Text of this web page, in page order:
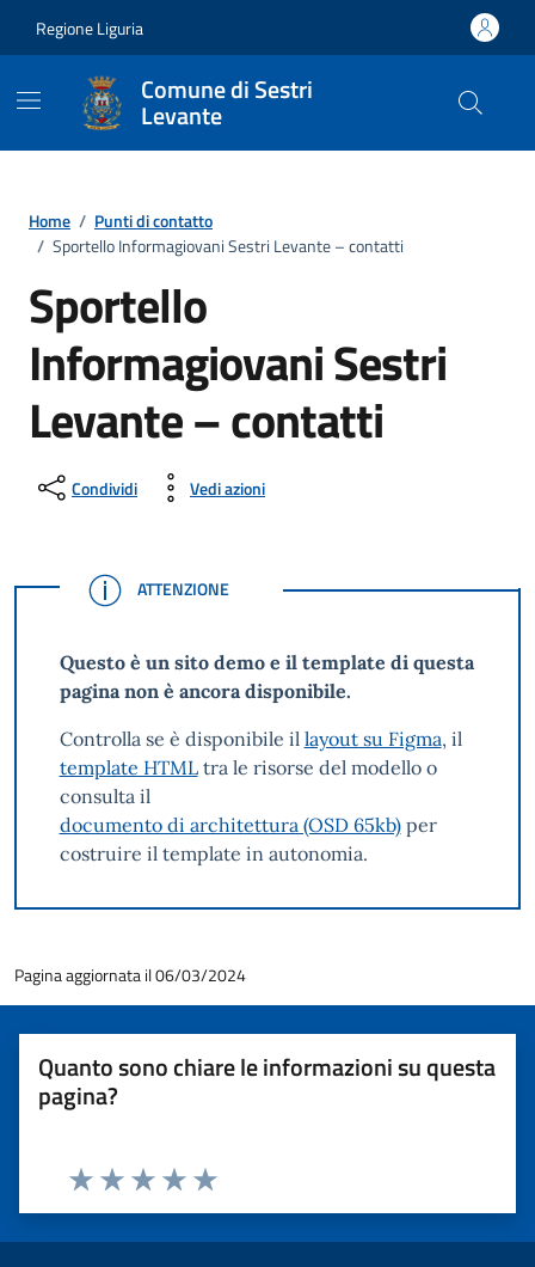
Regione Liguria
Comune di Sestri
Levante
Home / Punti di contatto
/ Sportello Informagiovani Sestri Levante – contatti
Sportello
Informagiovani Sestri
Levante – contatti
Condividi Vedi azioni
ATTENZIONE
ATTENZIONE
Questo è un sito demo e il template di questa
pagina non è ancora disponibile.
Controlla se è disponibile il layout su Figma, il
template HTMLtra le risorse del modello o
consulta il
documento di architettura (OSD 65kb)per
costruire il template in autonomia.
Pagina aggiornata il 06/03/2024
Quanto sono chiare le informazioni su questa
pagina?
Valuta 5 stelle su 5
Valuta 4 stelle su 5
Valuta 3 stelle su 5
Valuta 2 stelle su 5
Valuta 1 stelle su 5